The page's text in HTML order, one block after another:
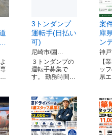
3トンダンプ
運転手(日払い
可)
尼崎市/園…
３トンダンプの
運転手募集で
す。 勤務時間…
案
庫
ン
神
【
ッ
県エ